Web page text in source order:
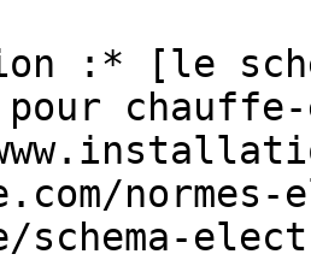
:* [le
schema-